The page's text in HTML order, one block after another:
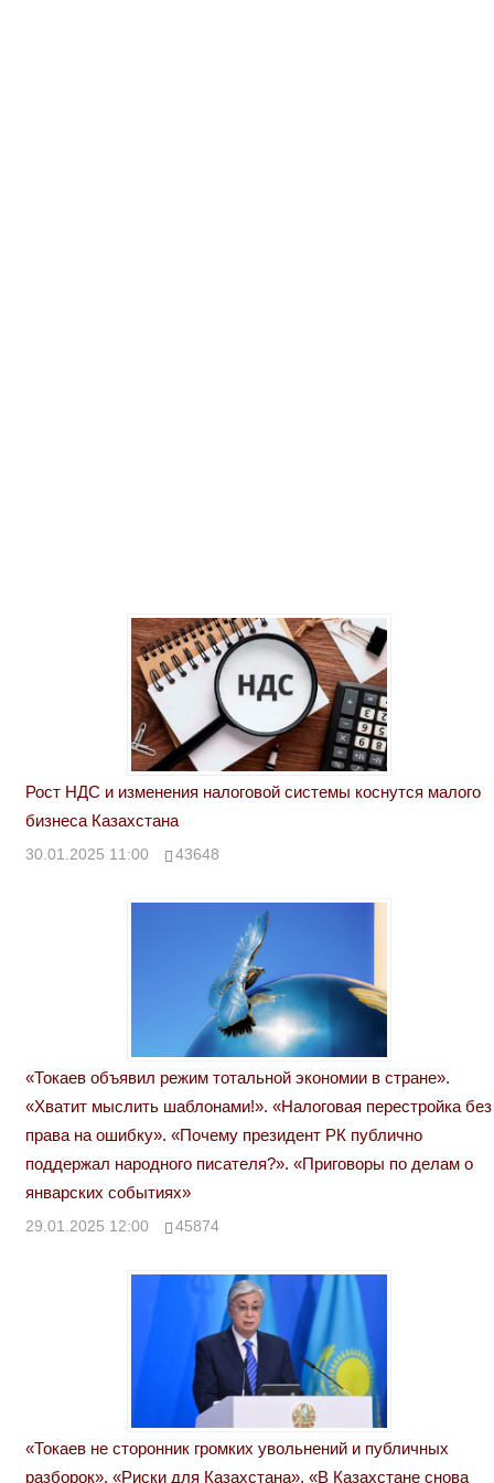
Рост НДС и изменения налоговой системы коснутся малого
бизнеса Казахстана
30.01.2025 11:00 43648
«Токаев объявил режим тотальной экономии в стране».
«Хватит мыслить шаблонами!». «Налоговая перестройка без
права на ошибку». «Почему президент РК публично
поддержал народного писателя?». «Приговоры по делам о
январских событиях»
29.01.2025 12:00 45874
«Токаев не сторонник громких увольнений и публичных
разборок». «Риски для Казахстана». «В Казахстане снова